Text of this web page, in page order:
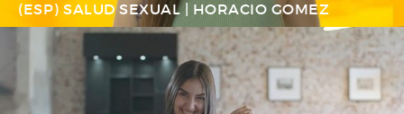
(ESP) SALUD SEXUAL | HORACIO GOMEZ